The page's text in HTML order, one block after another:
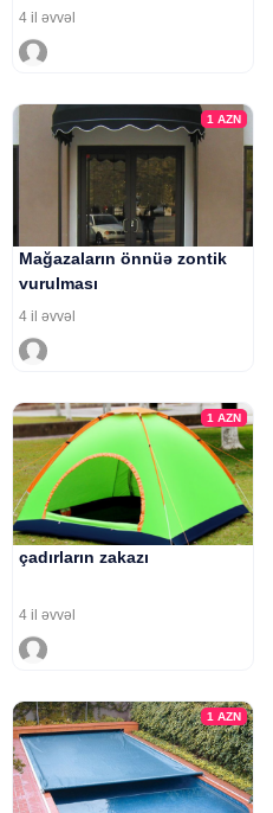
4 il əvvəl
1AZN
Mağazaların önnüə zontik
vurulması
4 il əvvəl
1AZN
çadırların zakazı
4 il əvvəl
1AZN